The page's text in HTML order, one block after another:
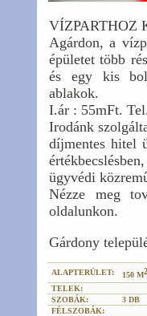
VÍZPARTHOZ
Agárdon, a
épületet több
és egy kis
ablakok.
I.ár : 55mFt.
Irodánk
díjmentes hitel
ügyvédi
Nézze meg
oldalunkon.
Gárdony
ALAPTERÜLET: 150 M2
TELEK:
SZOBÁK:
3 DB
FÉLSZOBÁK: